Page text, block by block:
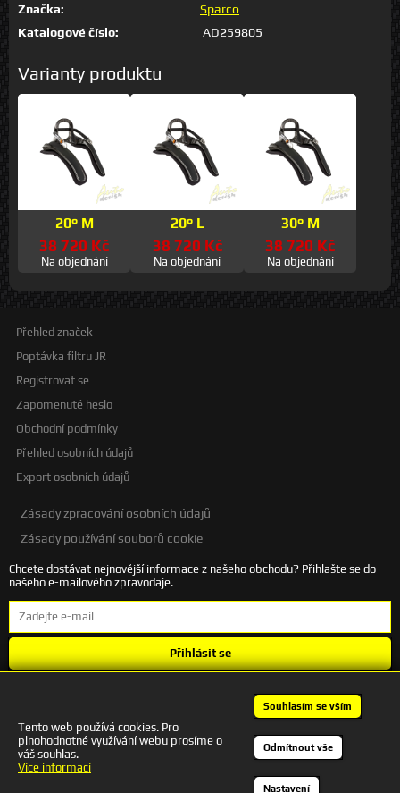
Značka:
Sparco
Katalogové číslo:
AD259805
Varianty produktu
20° M
38 720 Kč
Na objednání
20° L
38 720 Kč
Na objednání
30° M
38 720 Kč
Na objednání
Přehled značek
Poptávka filtru JR
Registrovat se
Zapomenuté heslo
Obchodní podmínky
Přehled osobních údajů
Export osobních údajů
Zásady zpracování osobních údajů
Zásady používání souborů cookie
Chcete dostávat nejnovější informace z našeho obchodu? Přihlašte se do
našeho e-mailového zpravodaje.
Přihlásit se
+420 601 245 172 | autodesigncb@gmail.com
Tento web používá cookies. Pro
plnohodnotné využívání webu prosíme o
váš souhlas.
Více informací
Souhlasím se vším
Odmítnout vše
Nastavení